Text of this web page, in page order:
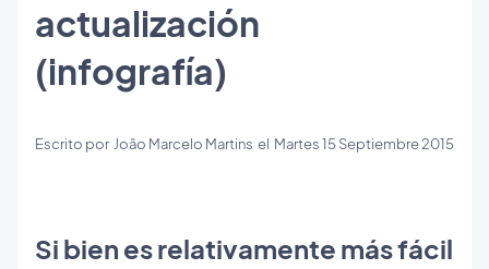
actualización
(infografía)
Escrito por João Marcelo Martins el Martes 15 Septiembre 2015
Si bien es relativamente más fácil